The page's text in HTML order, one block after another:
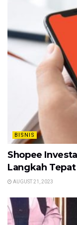
BISNIS
Shopee
Langkah
AUGUST 21, 2023